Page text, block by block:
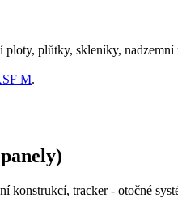
ploty, plůtky, skleníky,
M.
konstrukcí, tracker - otočné